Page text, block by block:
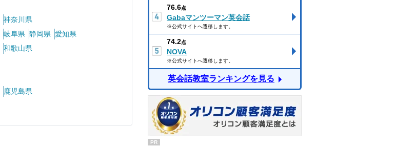
神奈川県
岐阜県 静岡県 愛知県
和歌山県
鹿児島県
76.6点
Gabaマンツーマン英会話
※公式サイトへ遷移します。
74.2点
NOVA
※公式サイトへ遷移します。
英会話教室ランキングを見る
PR